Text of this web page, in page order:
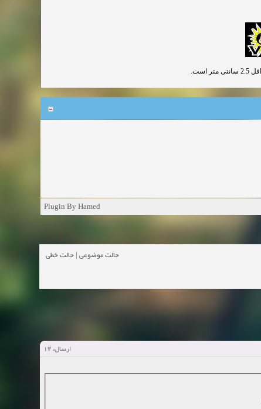
Plugin By Hamed
حالت موضوعی| حالت خطی
ارسال:#1